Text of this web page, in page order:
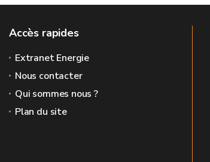
Accès rapides
Extranet Energie
Nous contacter
Qui sommes nous ?
Plan du site